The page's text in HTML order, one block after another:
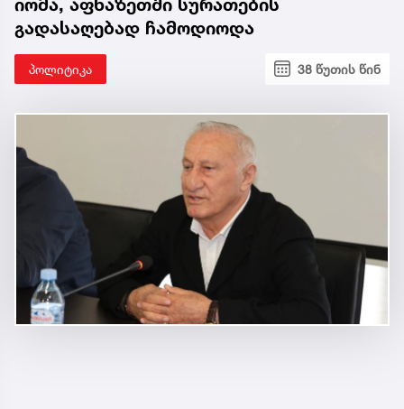
იომა, აფხაზეთში სურათების
გადასაღებად ჩამოდიოდა
პოლიტიკა 38 წუთის წინ